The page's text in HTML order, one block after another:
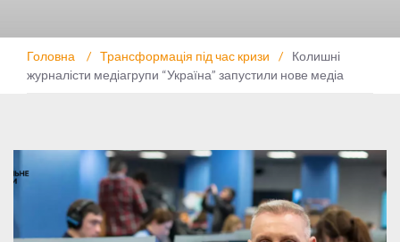
Головна / Трансформація під час кризи /
Колишні
журналісти медіагрупи “Україна” запустили нове медіа